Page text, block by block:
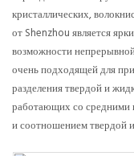
кристаллических,
от Shenzhou является
возможности
очень подходящей для
разделения твердой и
работающих со средними
и соотношением твердой